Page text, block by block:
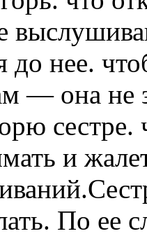
до нее.
— она не
и
По ее